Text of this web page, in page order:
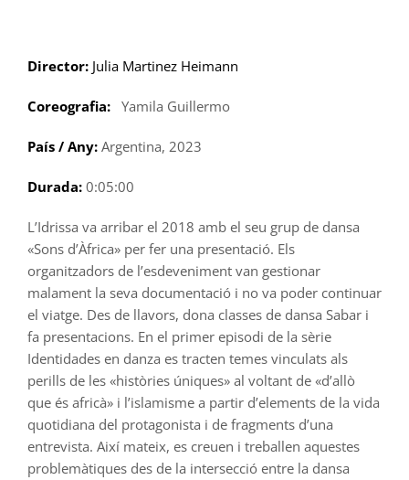
Director: Julia Martinez Heimann
Coreografia: Yamila Guillermo
País / Any: Argentina, 2023
Durada: 0:05:00
L’Idrissa va arribar el 2018 amb el seu grup de dansa
«Sons d’Àfrica» per fer una presentació. Els
organitzadors de l’esdeveniment van gestionar
malament la seva documentació i no va poder continuar
el viatge. Des de llavors, dona classes de dansa Sabar i
fa presentacions. En el primer episodi de la sèrie
Identidades en danza es tracten temes vinculats als
perills de les «històries úniques» al voltant de «d’allò
que és africà» i l’islamisme a partir d’elements de la vida
quotidiana del protagonista i de fragments d’una
entrevista. Així mateix, es creuen i treballen aquestes
problemàtiques des de la intersecció entre la dansa